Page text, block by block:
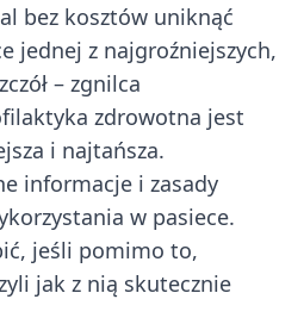
bez kosztów uniknąć
jednej z najgroźniejszych,
– zgnilca
zdrowotna jest
i najtańsza.
informacje i zasady
w pasiece.
jeśli pomimo to,
jak z nią skutecznie